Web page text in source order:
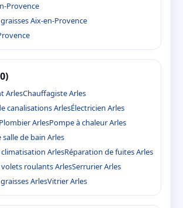
Provence
Aix-en-Provence
ArlesChauffagiste Arles
canalisations ArlesÉlectricien Arles
Plombier ArlesPompe à chaleur Arles
de bain Arles
ArlesRéparation de fuites Arles
roulants ArlesSerrurier Arles
ArlesVitrier Arles